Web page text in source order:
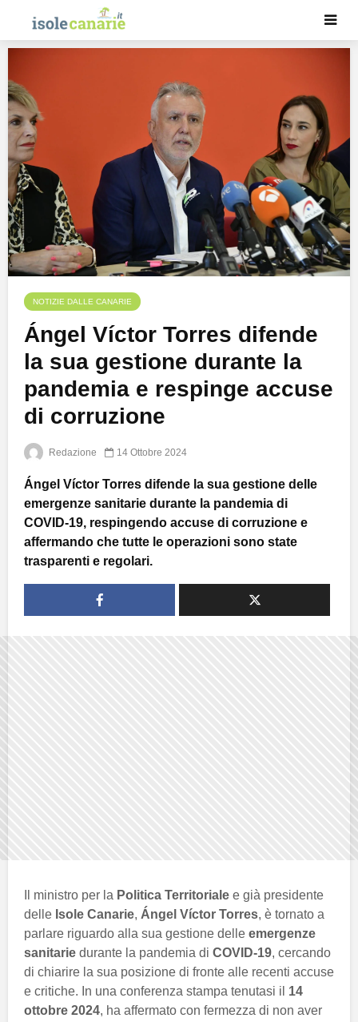
NOTIZIE DALLE CANARIE
Ángel Víctor Torres difende
la sua gestione durante la
pandemia e respinge accuse
di corruzione
Redazione 14 Ottobre 2024
Ángel Víctor Torres difende la sua gestione delle
emergenze sanitarie durante la pandemia di
COVID-19, respingendo accuse di corruzione e
affermando che tutte le operazioni sono state
trasparenti e regolari.
Il ministro per la Politica Territoriale e già presidente
delle Isole Canarie, Ángel Víctor Torres, è tornato a
parlare riguardo alla sua gestione delle emergenze
sanitarie durante la pandemia di COVID-19, cercando
di chiarire la sua posizione di fronte alle recenti accuse
e critiche. In una conferenza stampa tenutasi il 14
ottobre 2024, ha affermato con fermezza di non aver